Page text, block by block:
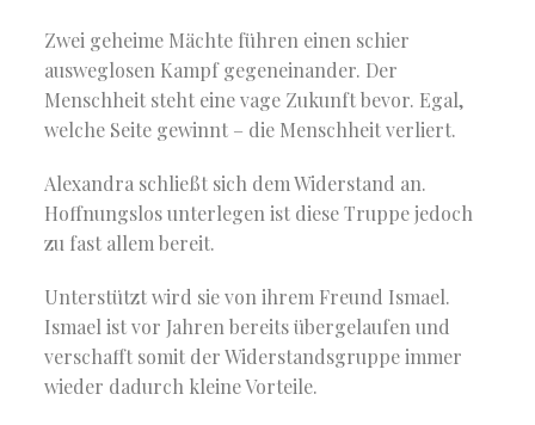
Zwei geheime Mächte führen einen schier
ausweglosen Kampf gegeneinander. Der
Menschheit steht eine vage Zukunft bevor. Egal,
welche Seite gewinnt – die Menschheit verliert.
Alexandra schließt sich dem Widerstand an.
Hoffnungslos unterlegen ist diese Truppe jedoch
zu fast allem bereit.
Unterstützt wird sie von ihrem Freund Ismael.
Ismael ist vor Jahren bereits übergelaufen und
verschafft somit der Widerstandsgruppe immer
wieder dadurch kleine Vorteile.